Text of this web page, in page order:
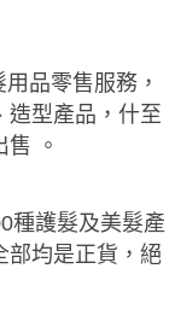
品零售服務，
造型產品，什至
。
種護髮及美髮產
部均是正貨，絕